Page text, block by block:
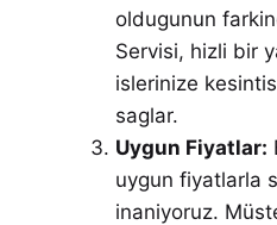
oldugunun
Servisi, hizli bir
islerinize
saglar.
Uygun Fiyatlar:
uygun fiyatlarla
inaniyoruz.